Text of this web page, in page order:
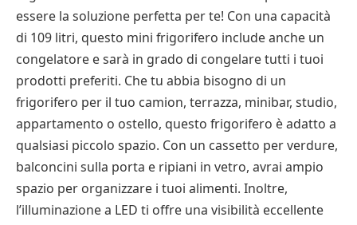
essere la soluzione perfetta per te! Con una capacità
di 109 litri, questo mini frigorifero include anche un
congelatore e sarà in grado di congelare tutti i tuoi
prodotti preferiti. Che tu abbia bisogno di un
frigorifero per il tuo camion, terrazza, minibar, studio,
appartamento o ostello, questo frigorifero è adatto a
qualsiasi piccolo spazio. Con un cassetto per verdure,
balconcini sulla porta e ripiani in vetro, avrai ampio
spazio per organizzare i tuoi alimenti. Inoltre,
l’illuminazione a LED ti offre una visibilità eccellente